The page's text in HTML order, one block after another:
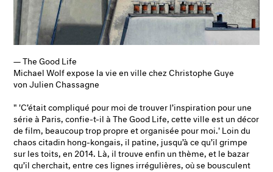
— The Good Life
Michael Wolf expose la vie en ville chez Christophe Guye
von Julien Chassagne
" 'C’était compliqué pour moi de trouver l’inspiration pour une
série à Paris, confie-t-il à The Good Life,cette ville est un décor
de film, beaucoup trop propre et organisée pour moi.' Loin du
chaos citadin hong-kongais, il patine, jusqu’à ce qu’il grimpe
sur les toits, en 2014. Là, il trouve enfin un thème, et le bazar
qu’il cherchait, entre ces lignes irrégulières, où se bousculent